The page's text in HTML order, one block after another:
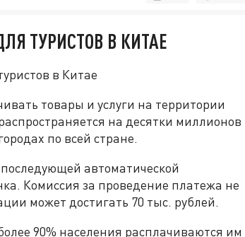
ТУРИСТОВ В КИТАЕ
в Китае
товары и услуги на территории
на десятки миллионов
по всей стране.
автоматической
Комиссия за проведение платежа не
может достигать 70 тыс. рублей.
90% населения расплачиваются им